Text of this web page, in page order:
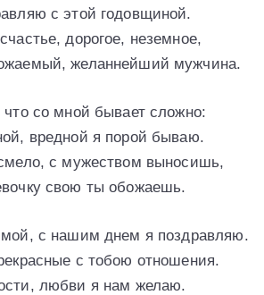
с этой годовщиной.
дорогое, неземное,
желаннейший мужчина.
со мной бывает сложно:
вредной я порой бываю.
с мужеством выносишь,
свою ты обожаешь.
с нашим днем я поздравляю.
с тобою отношения.
любви я нам желаю.